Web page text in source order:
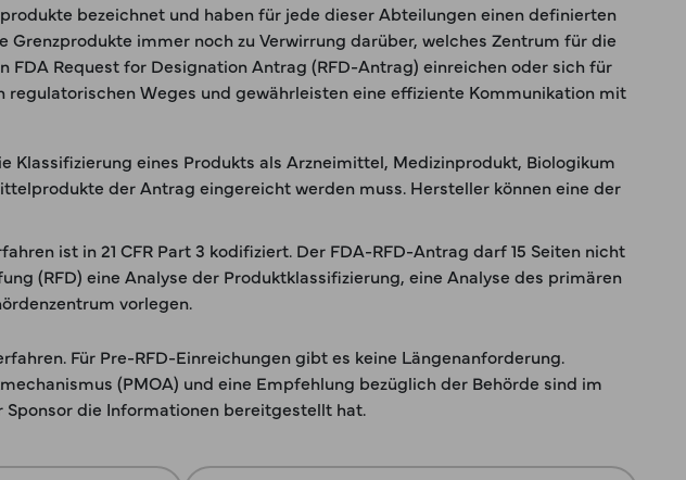
bezeichnet und haben für jede dieser Abteilungen einen definierten
immer noch zu Verwirrung darüber, welches Zentrum für die
Request for Designation Antrag (RFD-Antrag) einreichen oder sich für
Weges und gewährleisten eine effiziente Kommunikation mit
Klassifizierung eines Produkts als Arzneimittel, Medizinprodukt, Biologikum
der Antrag eingereicht werden muss. Hersteller können eine der
ist in 21 CFR Part 3 kodifiziert. Der FDA-RFD-Antrag darf 15 Seiten nicht
(RFD) eine Analyse der Produktklassifizierung, eine Analyse des primären
vorlegen.
Für Pre-RFD-Einreichungen gibt es keine Längenanforderung.
(PMOA) und eine Empfehlung bezüglich der Behörde sind im
Sponsor die Informationen bereitgestellt hat.